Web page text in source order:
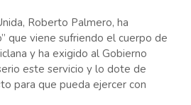
Roberto Palmero, ha
que viene sufriendo el cuerpo de
y ha exigido al Gobierno
este servicio y lo dote de
para que pueda ejercer con